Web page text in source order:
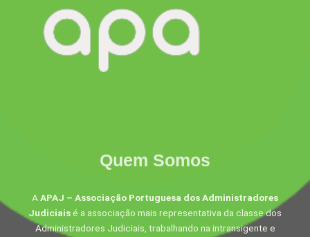
Quem Somos
AAPAJ – Associação Portuguesa dos Administradores
Judiciaisé a associação mais representativa da classe dos
Administradores Judiciais, trabalhando na intransigente e